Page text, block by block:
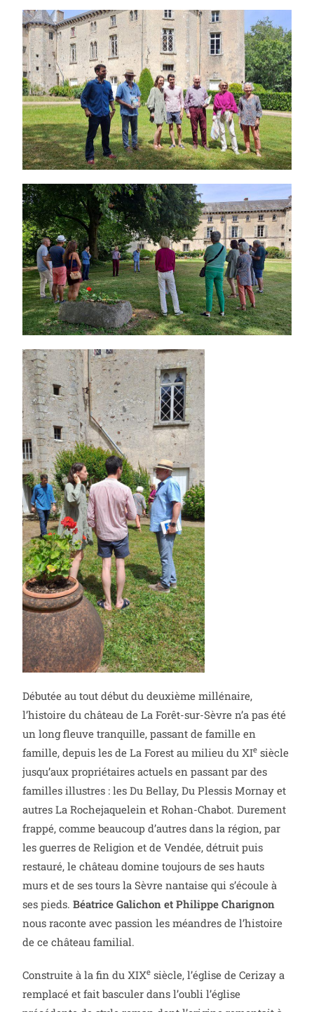
Débutée au tout début du deuxième millénaire,
l’histoire du château de La Forêt-sur-Sèvre n’a pas été
un long fleuve tranquille, passant de famille en
famille, depuis les de La Forest au milieu du XIe siècle
jusqu’aux propriétaires actuels en passant par des
familles illustres : les Du Bellay, Du Plessis Mornay et
autres La Rochejaquelein et Rohan-Chabot. Durement
frappé, comme beaucoup d’autres dans la région, par
les guerres de Religion et de Vendée, détruit puis
restauré, le château domine toujours de ses hauts
murs et de ses tours la Sèvre nantaise qui s’écoule à
ses pieds.Béatrice Galichon et Philippe Charignon
nous raconte avec passion les méandres de l’histoire
de ce château familial.
Construite à la fin du XIXe siècle, l’église de Cerizay a
remplacé et fait basculer dans l’oubli l’église